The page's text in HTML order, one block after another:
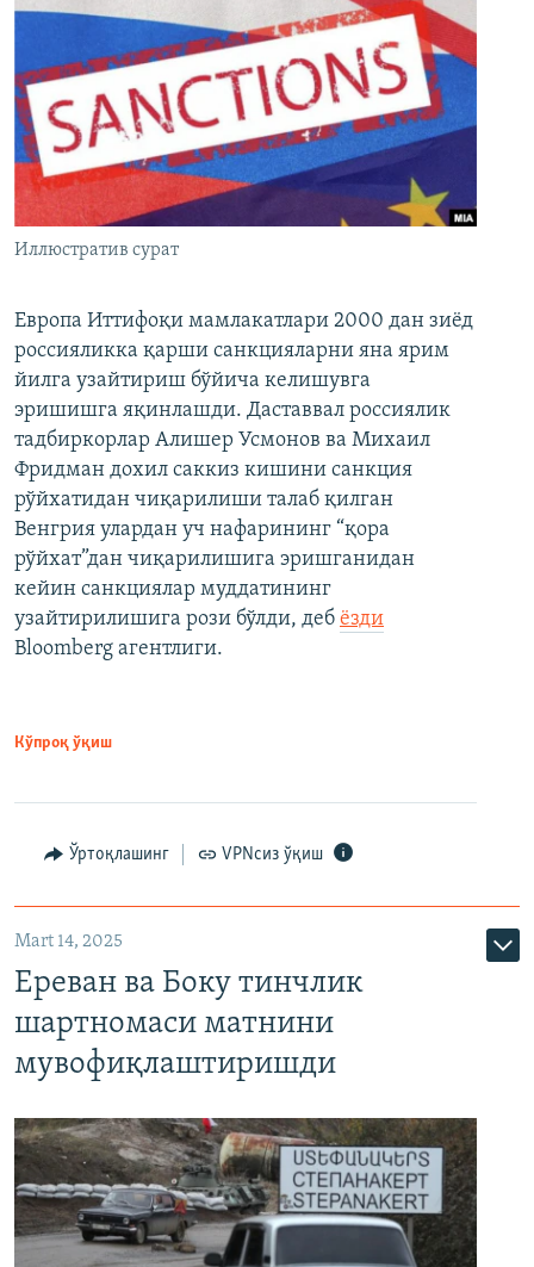
Иллюстратив сурат
Европа Иттифоқи мамлакатлари 2000 дан зиёд
россияликка қарши санкцияларни яна ярим
йилга узайтириш бўйича келишувга
эришишга яқинлашди. Даставвал россиялик
тадбиркорлар Алишер Усмонов ва Михаил
Фридман дохил саккиз кишини санкция
рўйхатидан чиқарилиши талаб қилган
Венгрия улардан уч нафарининг “қора
рўйхат”дан чиқарилишига эришганидан
кейин санкциялар муддатининг
узайтирилишига рози бўлди, деб ёзди
Bloomberg агентлиги.
Кўпроқ ўқиш
Ўртоқлашинг VPNсиз ўқиш
Mart 14, 2025
Ереван ва Боку тинчлик
шартномаси матнини
мувофиқлаштиришди